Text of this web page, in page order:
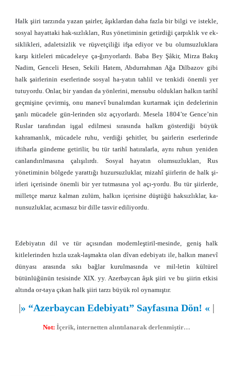
Halk şiiri tarzında yazan şairler, âşıklardan daha fazla bir bilgi ve istekle,
sosyal hayattaki hak-sızlıkları, Rus yönetiminin getirdiği çarpıklık ve ek-
siklikleri, adaletsizlik ve rüşvetçiliği ifşa ediyor ve bu olumsuzluklara
karşı kitleleri mücadeleye ça-ğırıyorlardı. Baba Bey Şâkir, Mirza Bakış
Nadim, Genceli Hesen, Sekili Hatem, Abdurrahman Ağa Dilbazov gibi
halk şairlerinin eserlerinde sosyal ha-yatın tahlil ve tenkidi önemli yer
tutuyordu. Onlar, bir yandan da yönlerini, mensubu oldukları halkın tarihî
geçmişine çevirmiş, onu manevî bunalımdan kurtarmak için dedelerinin
şanlı mücadele gün-lerinden söz açıyorlardı. Mesela 1804’te Gence’nin
Ruslar tarafından işgal edilmesi sırasında halkm gösterdiği büyük
kahramanlık, mücadele ruhu, verdiği şehitler, bu şairlerin eserlerinde
iftiharla gündeme getirilir, bu tür tarihî hatıralarla, aynı ruhun yeniden
canlandırılmasına çalışılırdı. Sosyal hayatın olumsuzlukları, Rus
yönetiminin bölgede yarattığı huzursuzluklar, mizahî şiirlerin de halk şi-
irleri içerisinde önemli bir yer tutmasına yol açı-yordu. Bu tür şiirlerde,
milletçe maruz kalman zulüm, halkın içerisine düştüğü haksızlıklar, ka-
nunsuzluklar, acımasız bir dille tasvir ediliyordu.
Edebiyatın dil ve tür açısından modernleştiril-mesinde, geniş halk
kitlelerinden hızla uzak-laşmakta olan dîvan edebiyatı ile, halkın manevî
dünyası arasında sıkı bağlar kurulmasında ve mil-letin kültürel
bütünlüğünün tesisinde XIX. yy. Azerbaycan âşık şiiri ve bu şiirin etkisi
altında or-taya çıkan halk şiiri tarzı büyük rol oynamıştır.
|» “Azerbaycan Edebiyatı” Sayfasına Dön! « |
Not: İçerik, internetten alıntılanarak derlenmiştir…